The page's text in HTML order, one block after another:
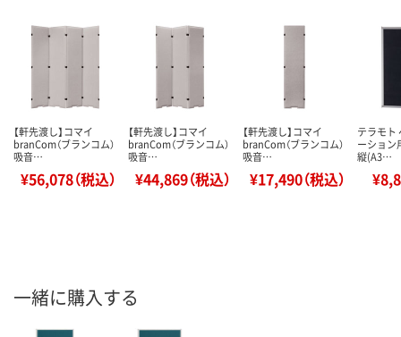
【軒先渡し】コマイ
branCom（ブランコム）
吸音…
¥56,078（税込）
【軒先渡し】コマイ
branCom（ブランコム）
吸音…
¥44,869（税込）
【軒先渡し】コマイ
branCom（ブランコム）
吸音…
¥17,490（税込）
テラモト
ーション
縦(A3…
一緒に購入する